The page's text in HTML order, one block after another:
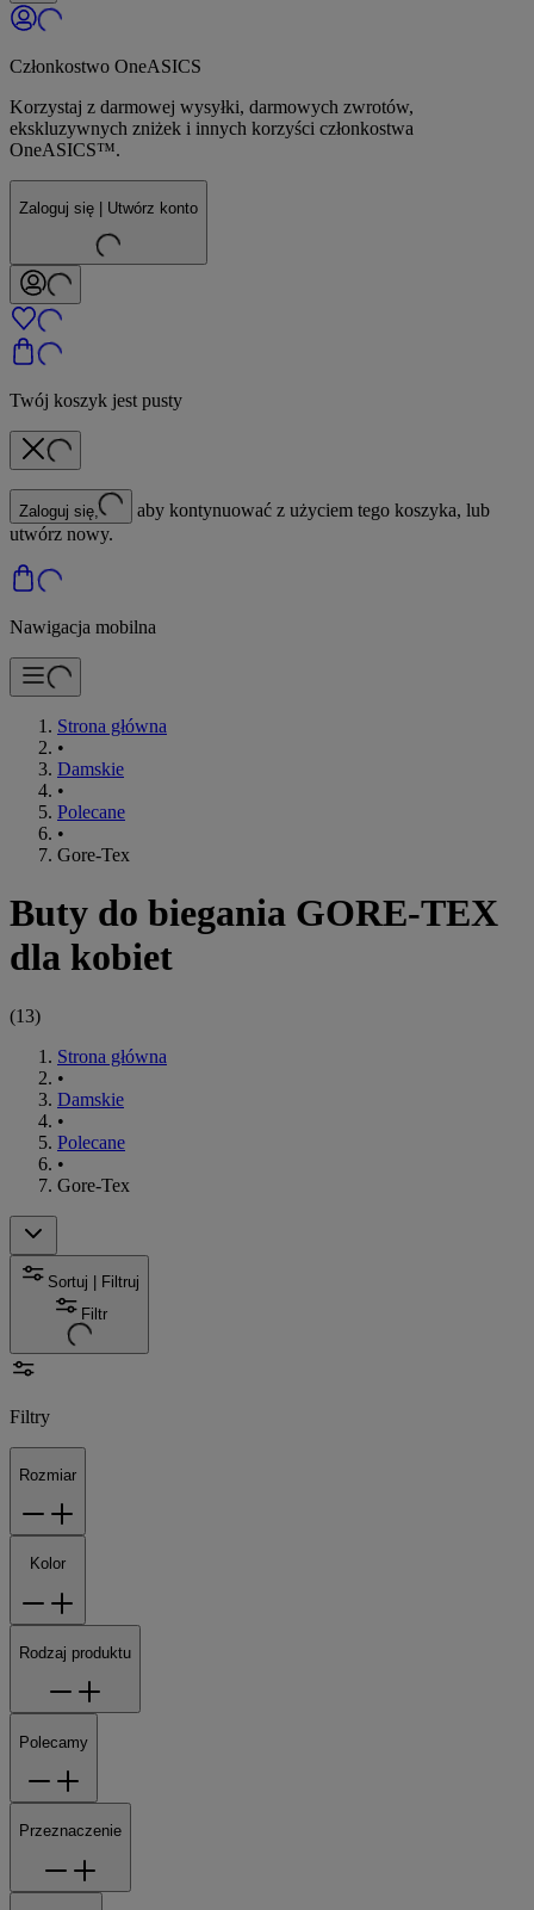
Członkostwo OneASICS
Korzystaj z darmowej wysyłki, darmowych zwrotów,
ekskluzywnych zniżek i innych korzyści członkostwa
OneASICS™.
Zaloguj się | Utwórz konto
Twój koszyk jest pusty
Zaloguj się,
aby kontynuować z użyciem tego koszyka, lub
utwórz nowy.
Nawigacja mobilna
Strona główna
•
Damskie
•
Polecane
•
Gore-Tex
Buty do biegania GORE-TEX
dla kobiet
(13)
Strona główna
•
Damskie
•
Polecane
•
Gore-Tex
Sortuj | Filtruj
Filtr
Filtry
Rozmiar
Kolor
Rodzaj produktu
Polecamy
Przeznaczenie